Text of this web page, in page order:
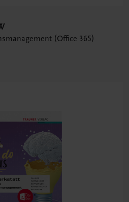
(Office 365)